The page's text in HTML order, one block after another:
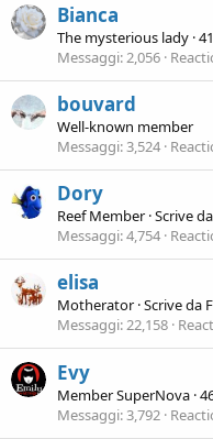
Bianca
The mysterious lady ·41
Messaggi 2,056
bouvard
Well-known member
Messaggi 3,524
Dory
Reef Member ·Scrive da
Messaggi 4,754
elisa
Motherator ·Scrive da
Messaggi 22,158
Evy
Member SuperNova ·
Messaggi 3,792